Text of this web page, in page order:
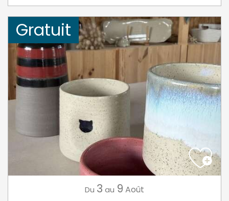
Gratuit
Du 3 au 9 Août